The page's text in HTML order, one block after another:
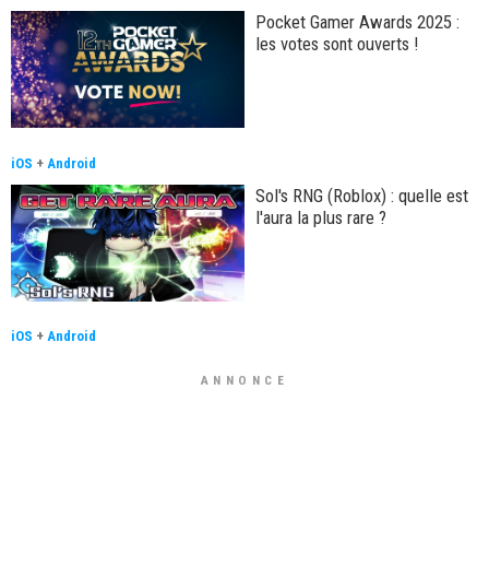
Pocket Gamer Awards 2025 :
les votes sont ouverts !
iOS + Android
Sol's RNG (Roblox) : quelle est
l'aura la plus rare ?
iOS + Android
ANNONCE